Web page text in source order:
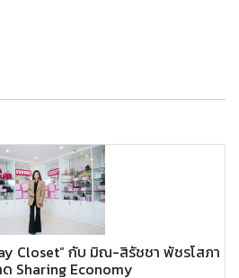
Closet” กับ มิณ-สิรัชชา พัชรโสภา
Sharing Economy